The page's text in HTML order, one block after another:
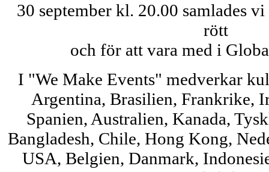
30 september kl. 20.00 samlades
rött
och för att vara med i
I "We Make Events" medverkar
Argentina, Brasilien, Frankrike,
Spanien, Australien, Kanada,
Bangladesh, Chile, Hong Kong,
USA, Belgien, Danmark,